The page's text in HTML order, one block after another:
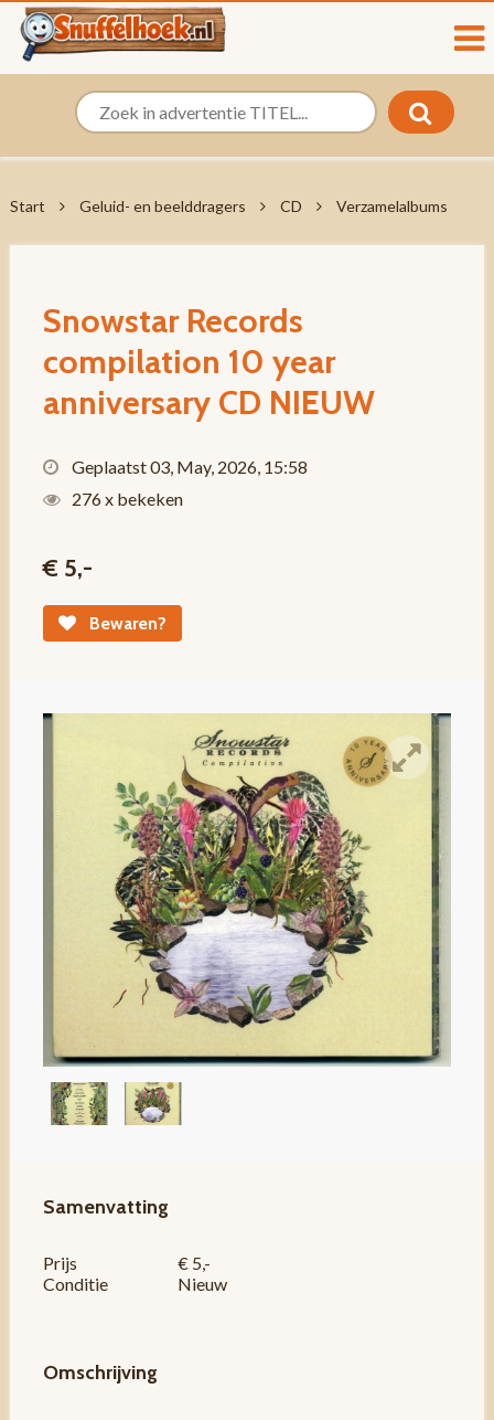
Start Geluid- en beelddragers CD Verzamelalbums
Snowstar Records
compilation 10 year
anniversary CD NIEUW
Geplaatst 03, May, 2026, 15:58
276 x bekeken
€ 5,-
Bewaren?
Samenvatting
Prijs
€ 5,-
Conditie
Nieuw
Omschrijving